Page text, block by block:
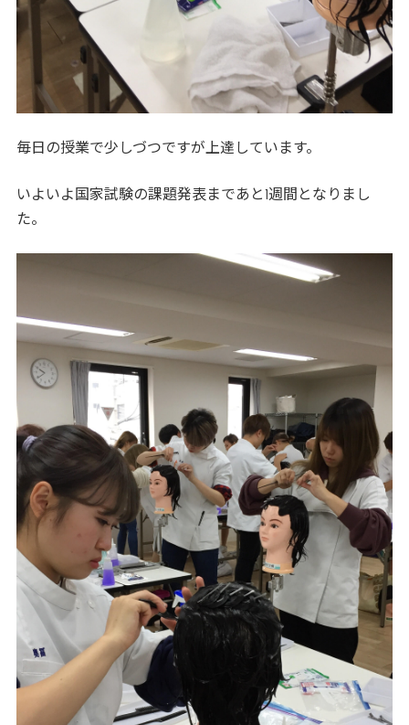
毎日の授業で少しづつですが上達しています。
いよいよ国家試験の課題発表まであと1週間となりまし
た。